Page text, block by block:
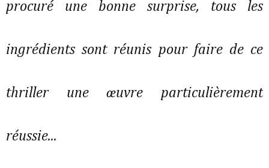
procuré une bonne surprise, tous les
ingrédients sont réunis pour faire de ce
thriller une œuvre particulièrement
réussie...